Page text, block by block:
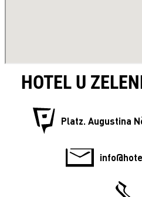
HOTEL U
Platz. Augustina